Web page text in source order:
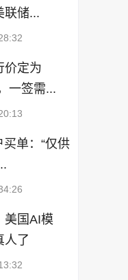
联储...
价定为
一签需...
单：“仅供
美国AI模
人了